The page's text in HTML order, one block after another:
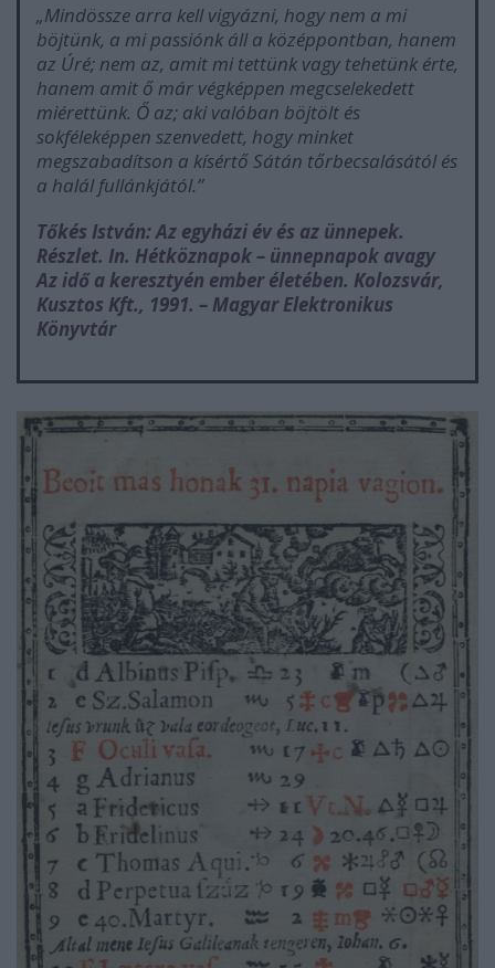
„Mindössze arra kell vigyázni, hogy nem a mi
böjtünk, a mi passiónk áll a középpontban, hanem
az Úré; nem az, amit mi tettünk vagy tehetünk érte,
hanem amit ő már végképpen megcselekedett
miérettünk. Ő az; aki valóban böjtölt és
sokféleképpen szenvedett, hogy minket
megszabadítson a kísértő Sátán tőrbecsalásától és
a halál fullánkjától.”
Tőkés István:Az egyházi év és az ünnepek.
Részlet. In. Hétköznapok – ünnepnapok avagy
Az idő a keresztyén ember életében. Kolozsvár,
Kusztos Kft., 1991. – Magyar Elektronikus
Könyvtár